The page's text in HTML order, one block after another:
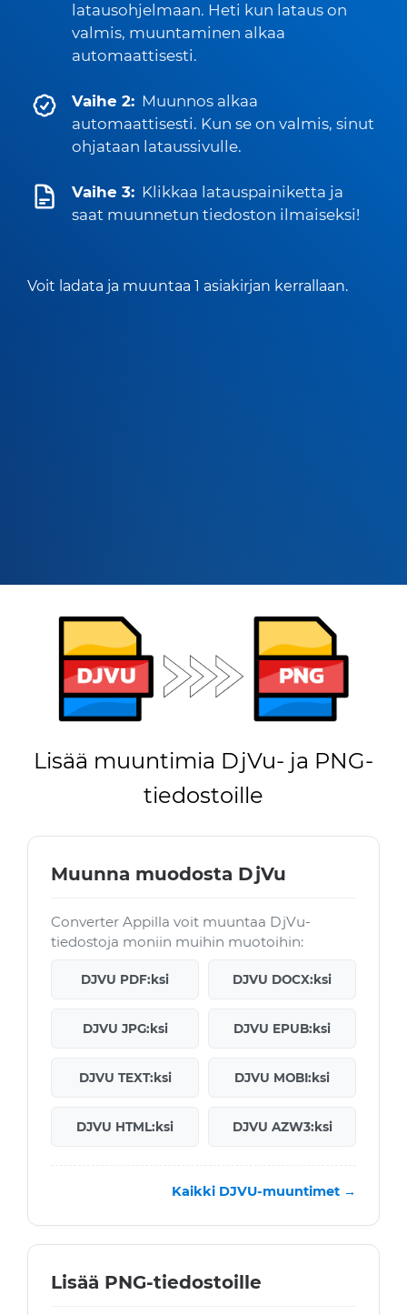
latausohjelmaan. Heti kun lataus on
valmis, muuntaminen alkaa
automaattisesti.
Vaihe 2: Muunnos alkaa
automaattisesti. Kun se on valmis, sinut
ohjataan lataussivulle.
Vaihe 3: Klikkaa latauspainiketta ja
saat muunnetun tiedoston ilmaiseksi!
Voit ladata ja muuntaa 1 asiakirjan kerrallaan.
Lisää muuntimia DjVu- ja PNG-
tiedostoille
Muunna muodosta DjVu
Converter Appilla voit muuntaa DjVu-
tiedostoja moniin muihin muotoihin:
DJVU PDF:ksi DJVU DOCX:ksi
DJVU JPG:ksi DJVU EPUB:ksi
DJVU TEXT:ksi DJVU MOBI:ksi
DJVU HTML:ksi DJVU AZW3:ksi
Kaikki DJVU-muuntimet →
Lisää PNG-tiedostoille